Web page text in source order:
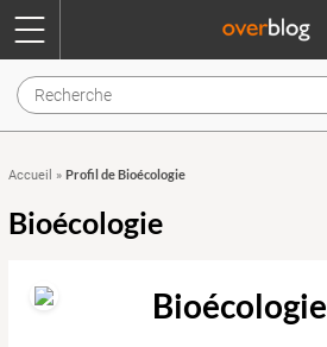
Accueil » Profil de Bioécologie
Bioécologie
Bioécologie